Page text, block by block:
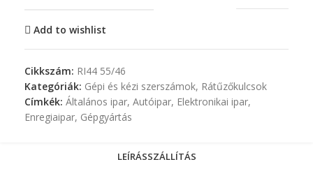
Add to wishlist
Cikkszám: RI44 55/46
Kategóriák: Gépi és kézi szerszámok, Rátűzőkulcsok
Címkék: Általános ipar, Autóipar, Elektronikai ipar,
Enregiaipar, Gépgyártás
LEÍRÁSSZÁLLÍTÁS